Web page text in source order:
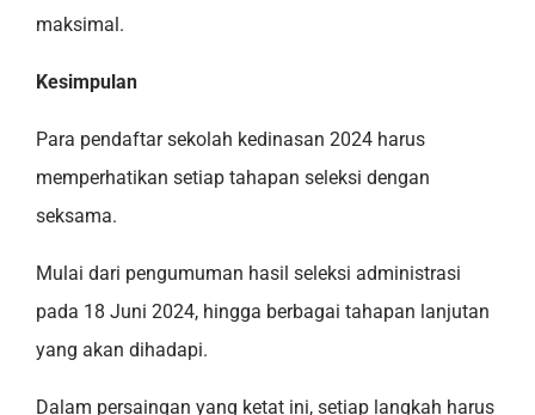
maksimal.
Kesimpulan
Para pendaftar sekolah kedinasan 2024 harus
memperhatikan setiap tahapan seleksi dengan
seksama.
Mulai dari pengumuman hasil seleksi administrasi
pada 18 Juni 2024, hingga berbagai tahapan lanjutan
yang akan dihadapi.
Dalam persaingan yang ketat ini, setiap langkah harus